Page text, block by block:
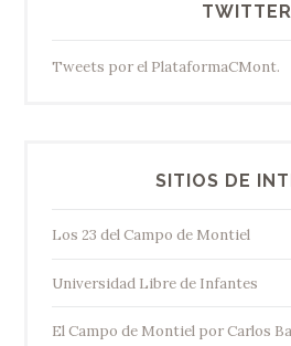
TWITTER
Tweets por el PlataformaCMont.
SITIOS DE
Los 23 del Campo de Montiel
Universidad Libre de Infantes
El Campo de Montiel por Carlos